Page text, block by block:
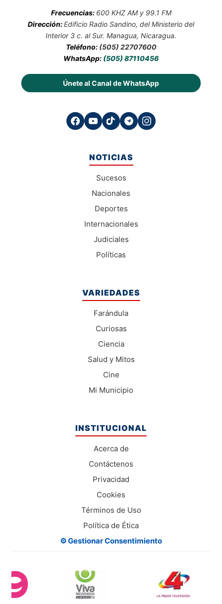
Frecuencias: 600 KHZ AM y 99.1 FM
Dirección:Edificio Radio Sandino, del Ministerio del
Interior 3 c. al Sur. Managua, Nicaragua.
Teléfono: (505) 22707600
WhatsApp: (505) 87110456
Únete al Canal de WhatsApp
NOTICIAS
Sucesos
Nacionales
Deportes
Internacionales
Judiciales
Políticas
VARIEDADES
Farándula
Curiosas
Ciencia
Salud y Mitos
Cine
Mi Municipio
INSTITUCIONAL
Acerca de
Contáctenos
Privacidad
Cookies
Términos de Uso
Política de Ética
⚙️ Gestionar Consentimiento